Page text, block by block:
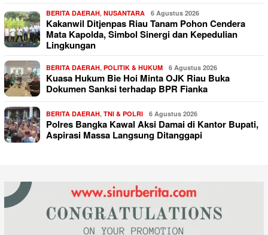
BERITA DAERAH, NUSANTARA 6 Agustus 2026
Kakanwil Ditjenpas Riau Tanam Pohon Cendera
Mata Kapolda, Simbol Sinergi dan Kepedulian
Lingkungan
BERITA DAERAH, POLITIK & HUKUM 6 Agustus 2026
Kuasa Hukum Bie Hoi Minta OJK Riau Buka
Dokumen Sanksi terhadap BPR Fianka
BERITA DAERAH, TNI & POLRI 6 Agustus 2026
Polres Bangka Kawal Aksi Damai di Kantor Bupati,
Aspirasi Massa Langsung Ditanggapi